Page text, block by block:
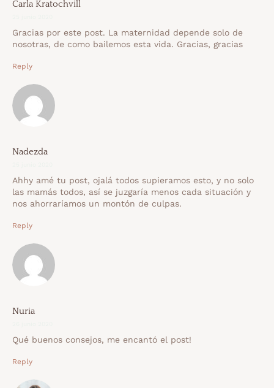
Carla Kratochvill
Gracias por este post. La maternidad depende solo de
nosotras, de como bailemos esta vida. Gracias, gracias
Reply
Nadezda
Ahhy amé tu post, ojalá todos supieramos esto, y no solo
las mamás todos, así se juzgaría menos cada situación y
nos ahorraríamos un montón de culpas.
Reply
Nuria
Qué buenos consejos, me encantó el post!
Reply